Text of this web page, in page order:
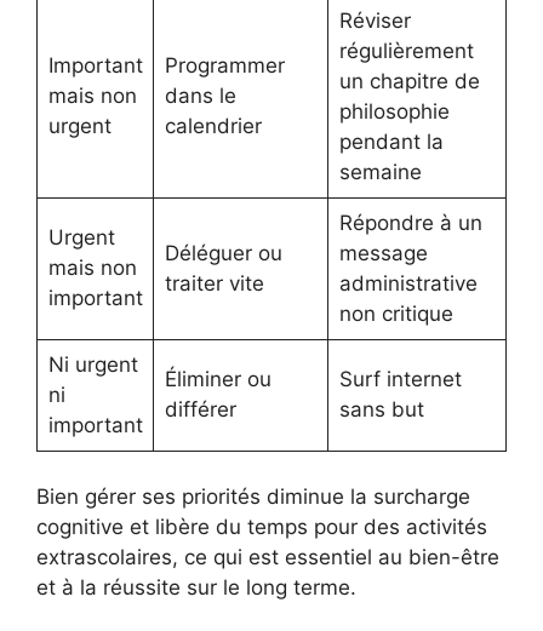
Important
mais non
urgent
Programmer
dans le
calendrier
Réviser
régulièrement
un chapitre de
philosophie
pendant la
semaine
Urgent
mais non
important
Déléguer ou
traiter vite
Répondre à un
message
administrative
non critique
Ni urgent
ni
important
Éliminer ou
différer
Surf internet
sans but
Bien gérer ses priorités diminue la surcharge
cognitive et libère du temps pour des activités
extrascolaires, ce qui est essentiel au bien-être
et à la réussite sur le long terme.